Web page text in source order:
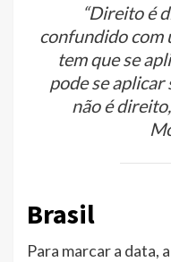
“Direito é
confundido com
tem que se
pode se aplicar
não é
Brasil
Para marcar a data,